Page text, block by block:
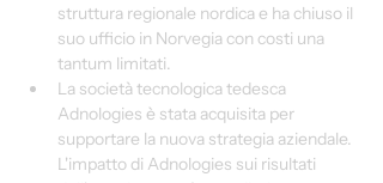
struttura regionale nordica e ha chiuso il
suo ufficio in Norvegia con costi una
tantum limitati.
La società tecnologica tedesca
Adnologies è stata acquisita per
supportare la nuova strategia aziendale.
L'impatto di Adnologies sui risultati